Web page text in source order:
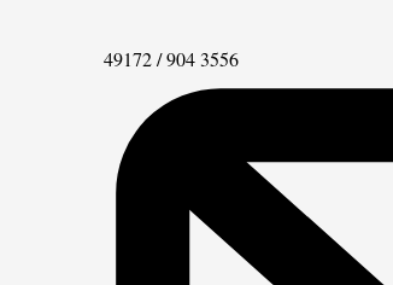
Telefon
49172 / 904 3556